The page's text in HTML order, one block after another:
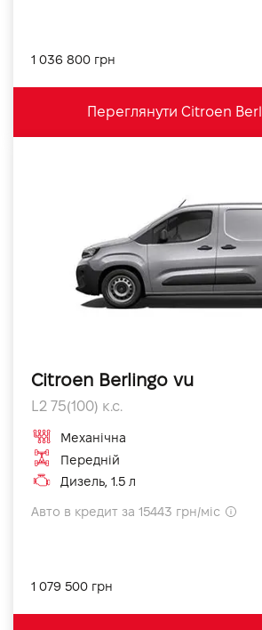
1 036 800 грн
Переглянути Citroen
Citroen Berlingo vu
L2 75(100) к.с.
Механічна
Передній
Дизель, 1.5 л
Авто в кредит за 15443 грн/міс
1 079 500 грн